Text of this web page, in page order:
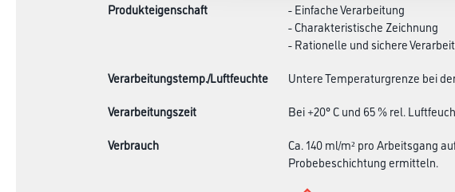
Produkteigenschaft
- Einfache Verarbeitung
- Charakteristische Zeichnung
- Rationelle und sichere
Verarbeitungstemp./Luftfeuchte
Untere Temperaturgrenze bei
Verarbeitungszeit
Bei +20° C und 65 % rel.
Verbrauch
Ca. 140 ml/m² pro Arbeitsgang
Probebeschichtung ermitteln.